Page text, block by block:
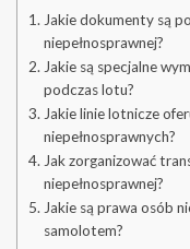
Jakie dokumenty są
niepełnosprawnej?
Jakie są specjalne
podczas lotu?
Jakie linie lotnicze
niepełnosprawnych?
Jak zorganizować
niepełnosprawnej?
Jakie są prawa osób
samolotem?